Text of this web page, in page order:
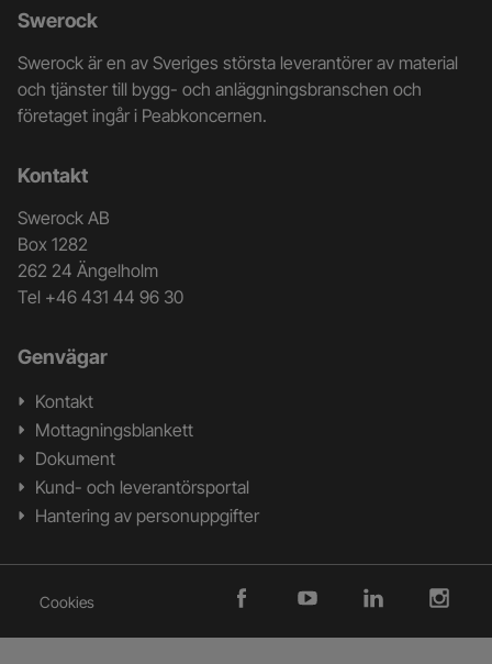
Ytterligare
information
och
kontaktuppgifter
Swerock
Swerock är en av Sveriges största leverantörer av material
och tjänster till bygg- och anläggningsbranschen och
företaget ingår i Peabkoncernen.
Kontakt
Swerock AB
Box 1282
262 24 Ängelholm
Tel +46 431 44 96 30
Genvägar
Kontakt
Mottagningsblankett
Dokument
Kund- och leverantörsportal
Hantering av personuppgifter
Cookies